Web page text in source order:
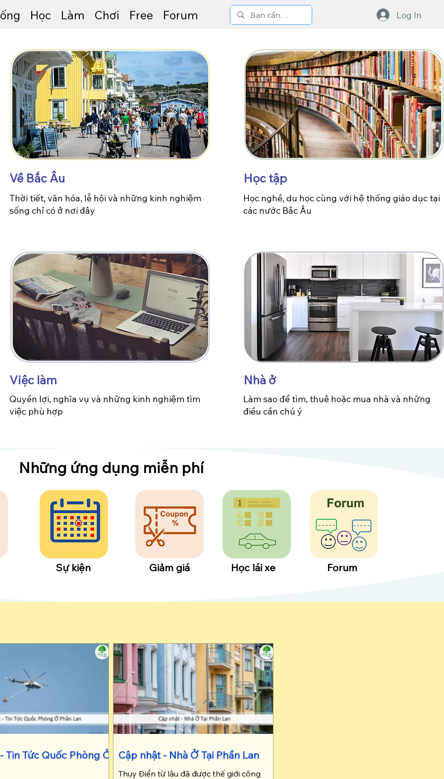
Học Làm Chơi Free Forum Log In
Về Bắc Âu
Thời tiết, văn hóa, lễ hội và những kinh nghiệm
sống chỉ có ở nơi đây
​Học tập
​Học nghề, du học cùng với hệ thống giáo dục tại
các nước Bắc Âu
Việc làm
​Quyền lợi, nghĩa vụ và những kinh nghiệm tìm
việc phù hợp
Nhà ở
Làm sao để tìm, thuê hoặc mua nhà và những
điều cần chú ý
​Những ứng dụng miễn phí
Sự kiện Giảm giá Học lái xe Forum
Tin Tức Quốc Phòng Ở
Cập nhật - Nhà Ở Tại Phần Lan
Thụy Điển từ lâu đã được thế giới công